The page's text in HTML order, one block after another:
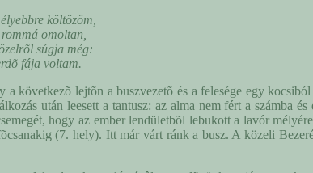
költözöm,
omoltan,
súgja még:
fája voltam.
lejtõn a buszvezetõ és a felesége egy
után leesett a tantusz: az alma nem fért a számba
hogy az ember lendületbõl lebukott a lavór
(7. hely). Itt már várt ránk a busz. A közeli